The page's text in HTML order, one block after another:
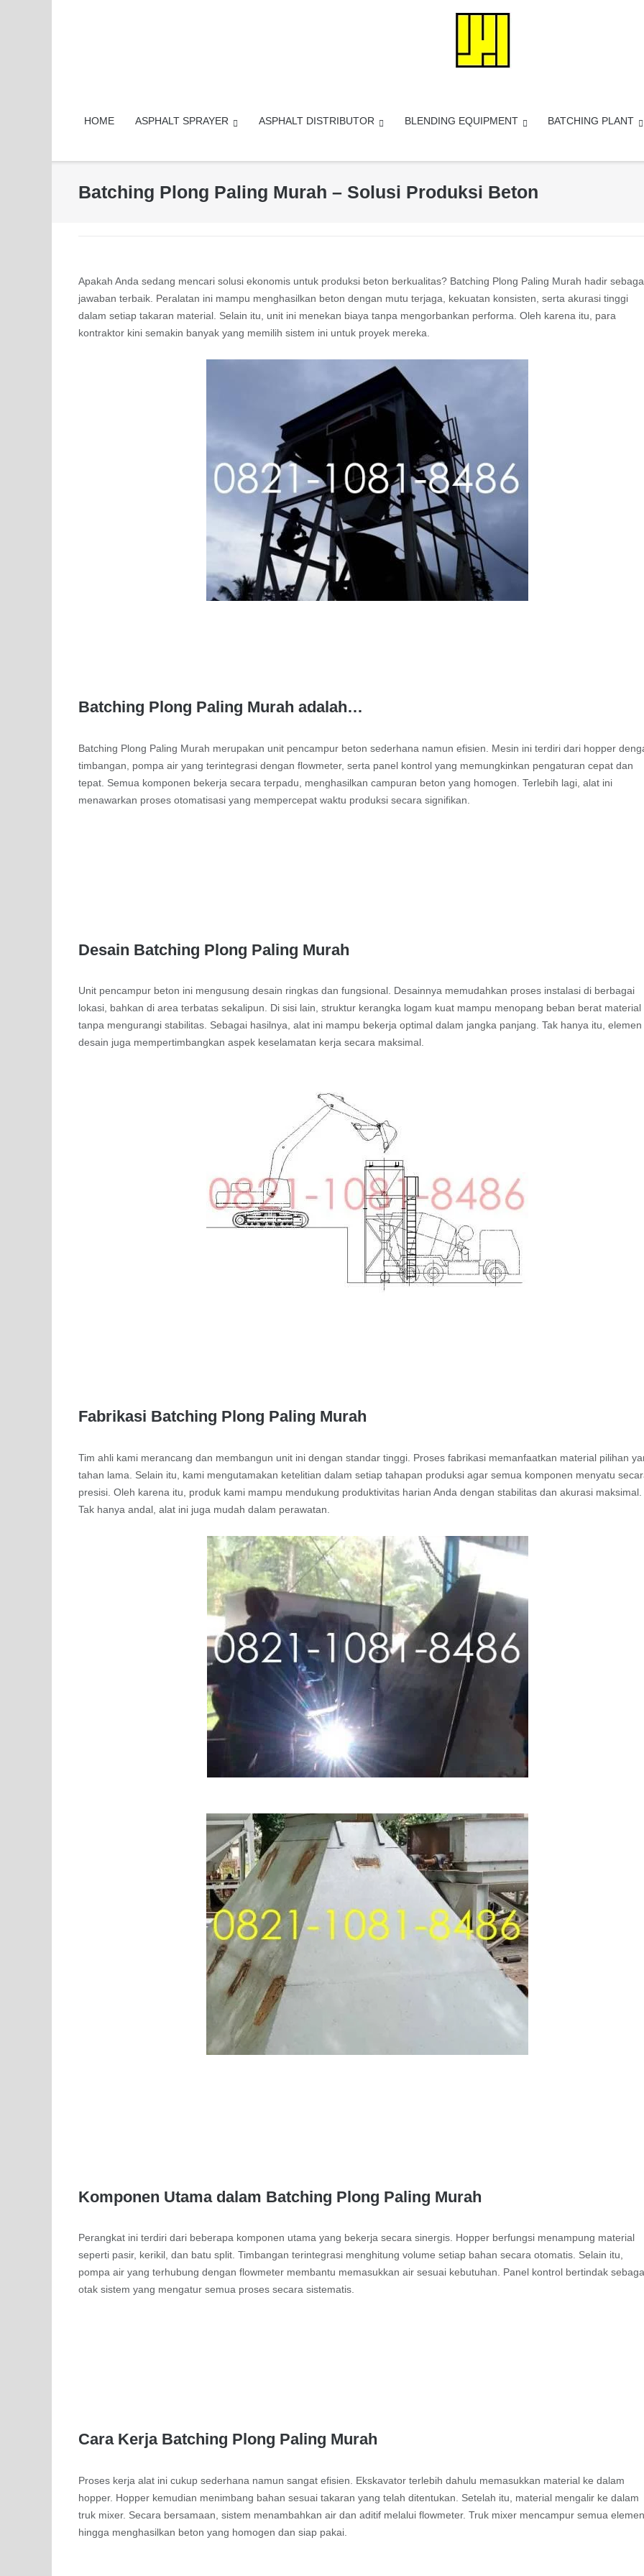
HOME ASPHALT SPRAYER ASPHALT DISTRIBUTOR BLENDING EQUIPMENT BATCHING PLANT
Batching Plong Paling Murah – Solusi Produksi Beton
Apakah Anda sedang mencari solusi ekonomis untuk produksi beton berkualitas? Batching Plong Paling Murah hadir
jawaban terbaik. Peralatan ini mampu menghasilkan beton dengan mutu terjaga, kekuatan konsisten, serta akurasi tinggi
dalam setiap takaran material. Selain itu, unit ini menekan biaya tanpa mengorbankan performa. Oleh karena itu, para
kontraktor kini semakin banyak yang memilih sistem ini untuk proyek mereka.
Batching Plong Paling Murah adalah…
Batching Plong Paling Murah merupakan unit pencampur beton sederhana namun efisien. Mesin ini terdiri dari hopper
timbangan, pompa air yang terintegrasi dengan flowmeter, serta panel kontrol yang memungkinkan pengaturan cepat dan
tepat. Semua komponen bekerja secara terpadu, menghasilkan campuran beton yang homogen. Terlebih lagi, alat ini
menawarkan proses otomatisasi yang mempercepat waktu produksi secara signifikan.
Desain Batching Plong Paling Murah
Unit pencampur beton ini mengusung desain ringkas dan fungsional. Desainnya memudahkan proses instalasi di berbagai
lokasi, bahkan di area terbatas sekalipun. Di sisi lain, struktur kerangka logam kuat mampu menopang beban berat material
tanpa mengurangi stabilitas. Sebagai hasilnya, alat ini mampu bekerja optimal dalam jangka panjang. Tak hanya itu, elemen
desain juga mempertimbangkan aspek keselamatan kerja secara maksimal.
Fabrikasi Batching Plong Paling Murah
Tim ahli kami merancang dan membangun unit ini dengan standar tinggi. Proses fabrikasi memanfaatkan material pilihan
tahan lama. Selain itu, kami mengutamakan ketelitian dalam setiap tahapan produksi agar semua komponen menyatu
presisi. Oleh karena itu, produk kami mampu mendukung produktivitas harian Anda dengan stabilitas dan akurasi maksimal.
Tak hanya andal, alat ini juga mudah dalam perawatan.
Komponen Utama dalam Batching Plong Paling Murah
Perangkat ini terdiri dari beberapa komponen utama yang bekerja secara sinergis. Hopper berfungsi menampung material
seperti pasir, kerikil, dan batu split. Timbangan terintegrasi menghitung volume setiap bahan secara otomatis. Selain itu,
pompa air yang terhubung dengan flowmeter membantu memasukkan air sesuai kebutuhan. Panel kontrol bertindak
otak sistem yang mengatur semua proses secara sistematis.
Cara Kerja Batching Plong Paling Murah
Proses kerja alat ini cukup sederhana namun sangat efisien. Ekskavator terlebih dahulu memasukkan material ke dalam
hopper. Hopper kemudian menimbang bahan sesuai takaran yang telah ditentukan. Setelah itu, material mengalir ke dalam
truk mixer. Secara bersamaan, sistem menambahkan air dan aditif melalui flowmeter. Truk mixer mencampur semua
hingga menghasilkan beton yang homogen dan siap pakai.